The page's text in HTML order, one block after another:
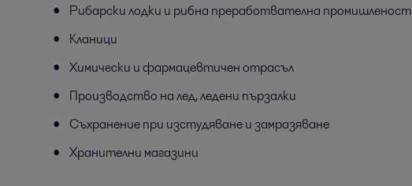
Рибарски лодки и рибна преработвателна промишленост
Кланици
Химически и фармацевтичен отрасъл
Производство на лед, ледени пързалки
Съхранение при изстудяване и замразяване
Хранителни магазини